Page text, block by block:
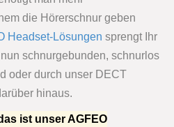
die Hörerschnur geben
Headset-Lösungen sprengt Ihr
schnurgebunden, schnurlos
oder durch unser DECT
hinaus.
ist unser AGFEO